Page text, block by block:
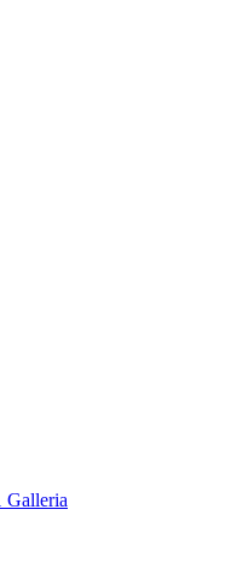
Galleria